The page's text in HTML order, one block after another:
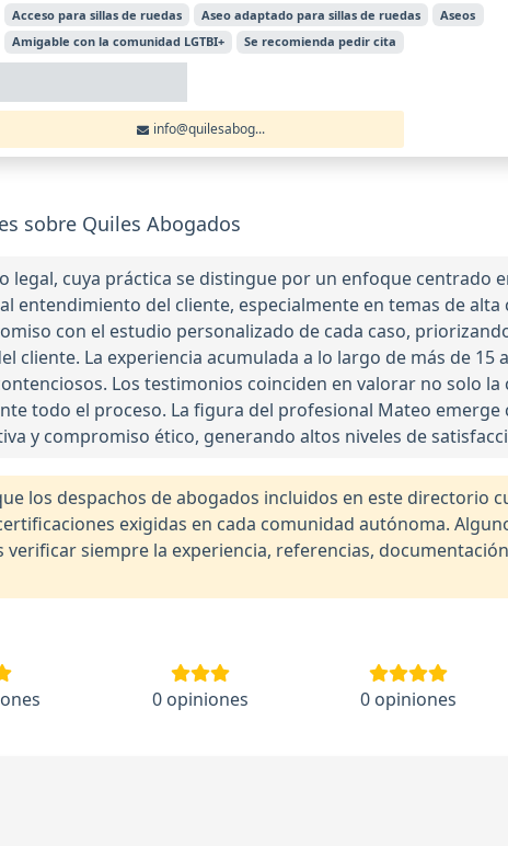
Acceso para sillas de ruedas Aseo adaptado para sillas de ruedas
Aseos
Amigable con la comunidad LGTBI+
Se recomienda pedir cita
info@quilesabog...
sobre Quiles Abogados
legal, cuya práctica se distingue por un enfoque centrado
entendimiento del cliente, especialmente en temas de
con el estudio personalizado de cada caso,
cliente. La experiencia acumulada a lo largo de más de 15
Los testimonios coinciden en valorar no solo
todo el proceso. La figura del profesional Mateo
y compromiso ético, generando altos niveles de
los despachos de abogados incluidos en este directorio
exigidas en cada comunidad autónoma.
siempre la experiencia, referencias,
0 opiniones 0 opiniones